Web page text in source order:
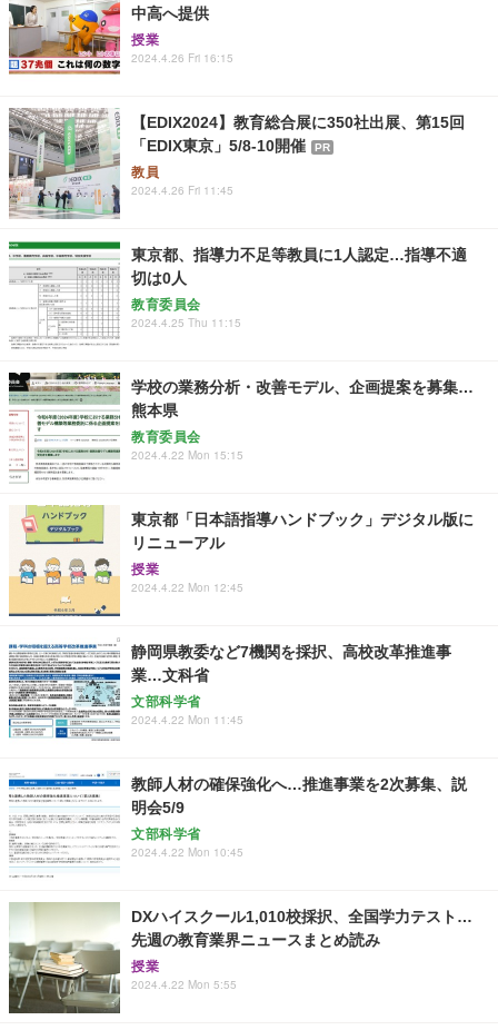
中高へ提供
授業
2024.4.26 Fri 16:15
【EDIX2024】教育総合展に350社出展、第15回
「EDIX東京」5/8-10開催
PR
教員
2024.4.26 Fri 11:45
東京都、指導力不足等教員に1人認定…指導不適
切は0人
教育委員会
2024.4.25 Thu 11:15
学校の業務分析・改善モデル、企画提案を募集…
熊本県
教育委員会
2024.4.22 Mon 15:15
東京都「日本語指導ハンドブック」デジタル版に
リニューアル
授業
2024.4.22 Mon 12:45
静岡県教委など7機関を採択、高校改革推進事
業…文科省
文部科学省
2024.4.22 Mon 11:45
教師人材の確保強化へ…推進事業を2次募集、説
明会5/9
文部科学省
2024.4.22 Mon 10:45
DXハイスクール1,010校採択、全国学力テスト…
先週の教育業界ニュースまとめ読み
授業
2024.4.22 Mon 5:55